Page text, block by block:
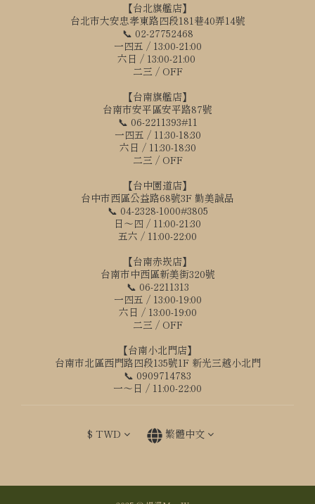
【台北旗艦店】
台北市大安忠孝東路四段181巷40弄14號
📞 02-27752468
一四五 / 13:00-21:00
六日 / 13:00-21:00
二三 / OFF
【台南旗艦店】
台南市安平區安平路87號
📞 06-2211393#11
一四五 / 11:30-18:30
六日 / 11:30-18:30
二三 / OFF
【台中園道店】
台中市西區公益路68號3F 勤美誠品
📞 04-2328-1000#3805
日～四 / 11:00-21:30
五六 / 11:00-22:00
【台南赤崁店】
台南市中西區新美街320號
📞 06-2211313
一四五 / 13:00-19:00
六日 / 13:00-19:00
二三 / OFF
【台南小北門店】
台南市北區西門路四段135號1F 新光三越小北門
📞 0909714783
一～日 / 11:00-22:00
$ TWD 繁體中文